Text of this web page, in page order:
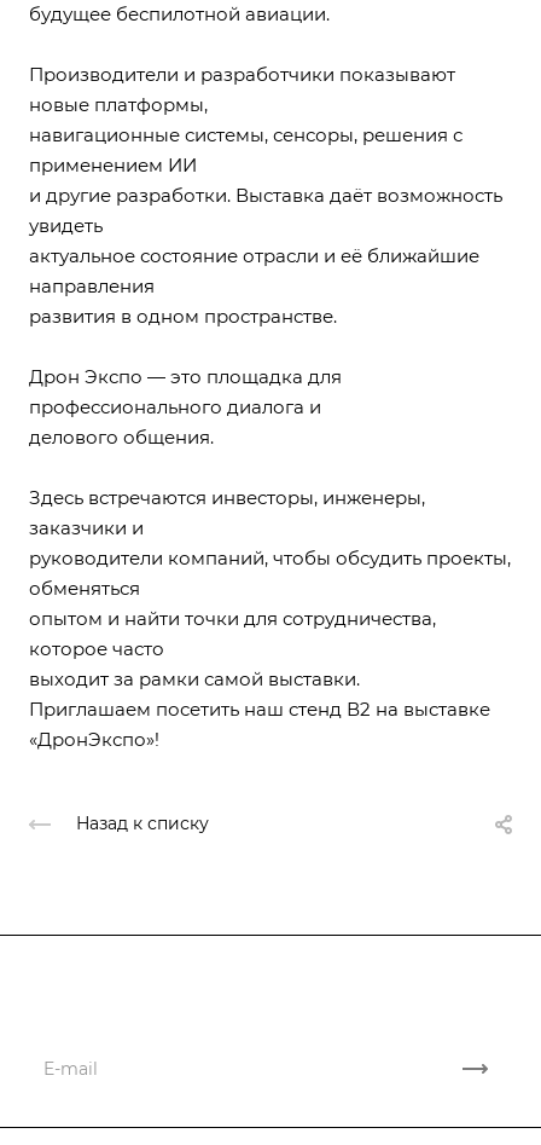
будущее беспилотной авиации.
Производители и разработчики показывают
новые платформы,
навигационные системы, сенсоры, решения с
применением ИИ
и другие разработки. Выставка даёт возможность
увидеть
актуальное состояние отрасли и её ближайшие
направления
развития в одном пространстве.
Дрон Экспо — это площадка для
профессионального диалога и
делового общения.
Здесь встречаются инвесторы, инженеры,
заказчики и
руководители компаний, чтобы обсудить проекты,
обменяться
опытом и найти точки для сотрудничества,
которое часто
выходит за рамки самой выставки.
Приглашаем посетить наш стенд В2 на выставке
«ДронЭкспо»!
Назад к списку